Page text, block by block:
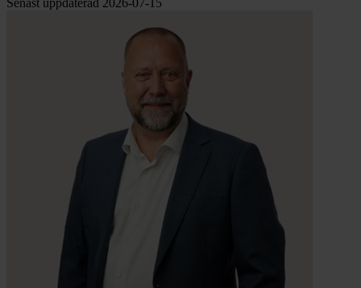
Senast uppdaterad 2026-07-15